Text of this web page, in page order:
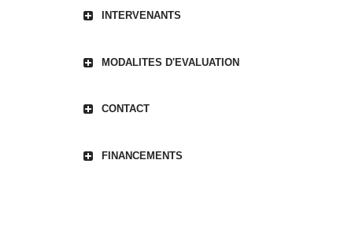
INTERVENANTS
MODALITES D'EVALUATION
CONTACT
FINANCEMENTS